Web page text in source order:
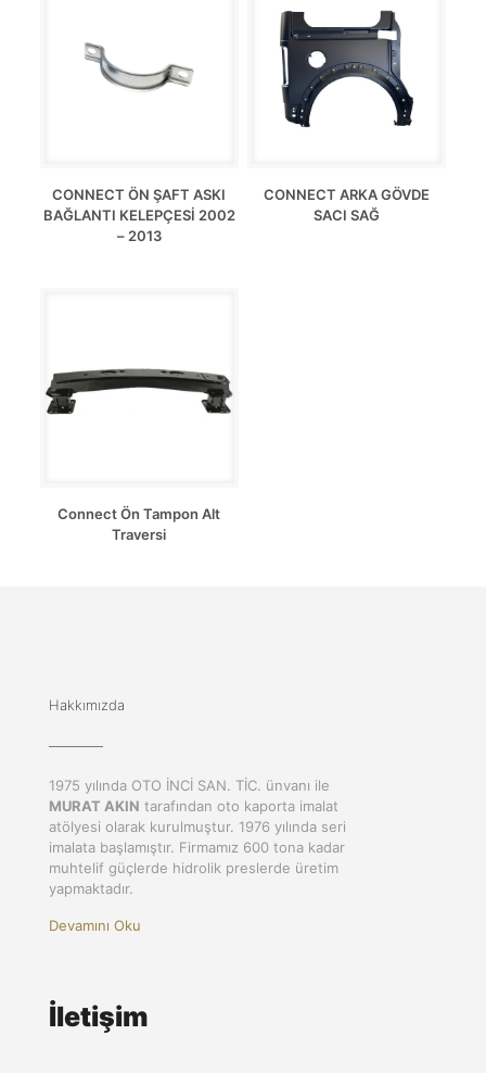
CONNECT ÖN ŞAFT ASKI
BAĞLANTI KELEPÇESİ 2002
– 2013
CONNECT ARKA GÖVDE
SACI SAĞ
Connect Ön Tampon Alt
Traversi
Hakkımızda
1975 yılında OTO İNCİ SAN. TİC. ünvanı ile
MURAT AKIN tarafından oto kaporta imalat
atölyesi olarak kurulmuştur. 1976 yılında seri
imalata başlamıştır. Firmamız 600 tona kadar
muhtelif güçlerde hidrolik preslerde üretim
yapmaktadır.
Devamını Oku
İletişim